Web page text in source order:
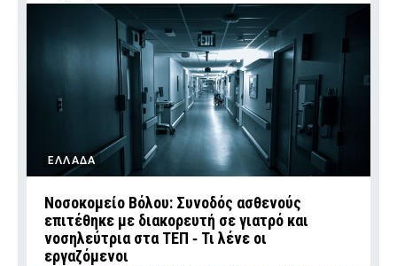
ΕΛΛΑΔΑ
Νοσοκομείο Βόλου: Συνοδός ασθενούς
επιτέθηκε με διακορευτή σε γιατρό και
νοσηλεύτρια στα ΤΕΠ ‑ Τι λένε οι
εργαζόμενοι